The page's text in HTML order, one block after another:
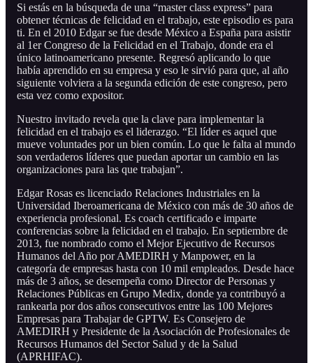
Si estás en la búsqueda de una “master class express” para
obtener técnicas de felicidad en el trabajo, este episodio es para
ti. En el 2010 Edgar se fue desde México a España para asistir
al 1er Congreso de la Felicidad en el Trabajo, donde era el
único latinoamericano presente. Regresó aplicando lo que
había aprendido en su empresa y eso le sirvió para que, al año
siguiente volviera a la segunda edición de este congreso, pero
esta vez como expositor.
Nuestro invitado revela que la clave para implementar la
felicidad en el trabajo es el liderazgo. “El líder es aquel que
mueve voluntades por un bien común. Lo que le falta al mundo
son verdaderos líderes que puedan aportar un cambio en las
organizaciones para las que trabajan”.
Edgar Rosas es licenciado Relaciones Industriales en la
Universidad Iberoamericana de México con más de 30 años de
experiencia profesional. Es coach certificado e imparte
conferencias sobre la felicidad en el trabajo. En septiembre de
2013, fue nombrado como el Mejor Ejecutivo de Recursos
Humanos del Año por AMEDIRH y Manpower, en la
categoría de empresas hasta con 10 mil empleados. Desde hace
más de 3 años, se desempeña como Director de Personas y
Relaciones Públicas en Grupo Medix, donde ya contribuyó a
rankearla por dos años consecutivos entre las 100 Mejores
Empresas para Trabajar de GPTW. Es Consejero de
AMEDIRH y Presidente de la Asociación de Profesionales de
Recursos Humanos del Sector Salud y de la Salud
(APRHIFAC).